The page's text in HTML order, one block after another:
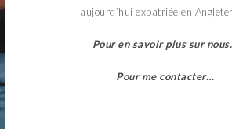
aujourd’hui expatriée en
Pour en savoir plus sur
Pour me contacter…